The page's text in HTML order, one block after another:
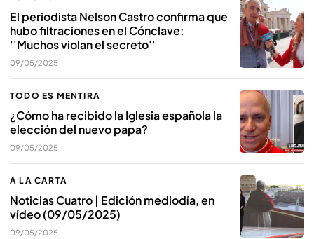
El periodista Nelson Castro confirma que
hubo filtraciones en el Cónclave:
''Muchos violan el secreto''
09/05/2025
TODO ES MENTIRA
¿Cómo ha recibido la Iglesia española la
elección del nuevo papa?
09/05/2025
A LA CARTA
Noticias Cuatro | Edición mediodía, en
vídeo (09/05/2025)
09/05/2025